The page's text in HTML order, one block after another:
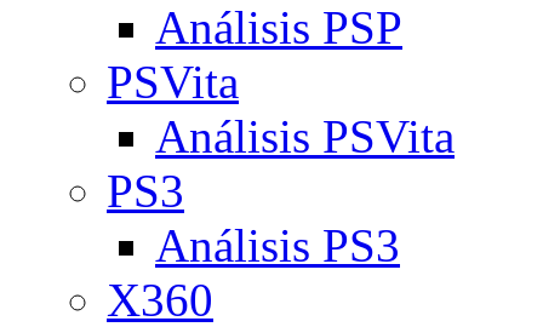
Análisis PSP
PSVita
Análisis PSVita
PS3
Análisis PS3
X360